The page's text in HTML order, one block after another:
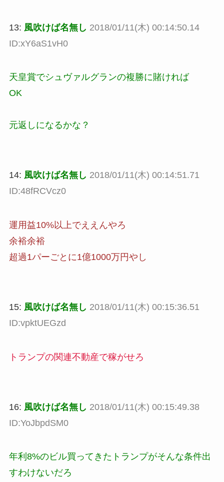
13: 風吹けば名無し 2018/01/11(木) 00:14:50.14
ID:xY6aS1vH0
天皇賞でシュヴァルグランの複勝に賭ければ
OK
元返しになるかな？
14: 風吹けば名無し 2018/01/11(木) 00:14:51.71
ID:48fRCVcz0
運用益10%以上でええんやろ
余裕余裕
超過1パーごとに1億1000万円やし
15: 風吹けば名無し 2018/01/11(木) 00:15:36.51
ID:vpktUEGzd
トランプの関連不動産で稼がせろ
16: 風吹けば名無し 2018/01/11(木) 00:15:49.38
ID:YoJbpdSM0
年利8%のビル買ってきたトランプがそんな条件出
すわけないだろ